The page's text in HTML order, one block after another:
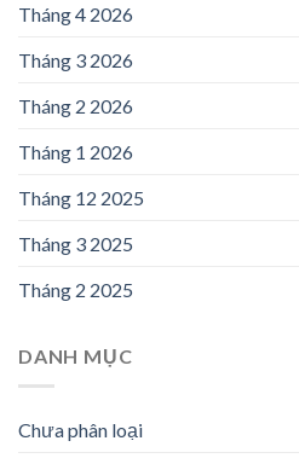
Tháng 4 2026
Tháng 3 2026
Tháng 2 2026
Tháng 1 2026
Tháng 12 2025
Tháng 3 2025
Tháng 2 2025
DANH MỤC
Chưa phân loại